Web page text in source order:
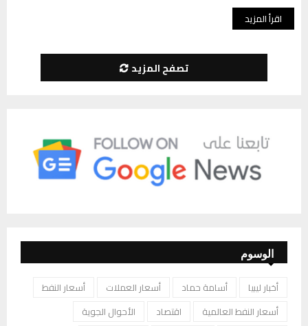
اقرأ المزيد
تصفح المزيد
الوسوم
أخبار ليبيا أسامة حماد أسعار العملات
أسعار النفط
أسعار النفط العالمية
اقتصاد
الأحوال الجوية